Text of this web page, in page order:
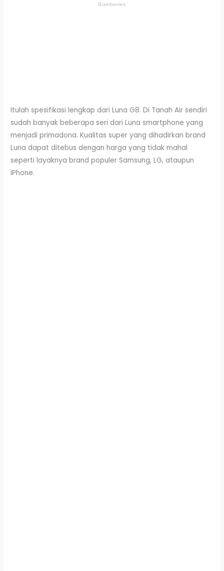
Itulah spesifikasi lengkap dari Luna G8. Di Tanah Air sendiri
sudah banyak beberapa seri dari Luna smartphone yang
menjadi primadona. Kualitas super yang dihadirkan brand
Luna dapat ditebus dengan harga yang tidak mahal
seperti layaknya brand populer Samsung, LG, ataupun
iPhone.